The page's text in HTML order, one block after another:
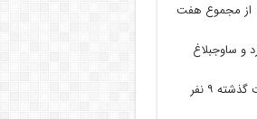
از مجموع هفت
و ساوجبلاغ
فردی بیان داشت: تاکنون ۶ هزار و ۵۶۱ نفر در اثر بیماری کووید۱۹ در البرز جان باخته اند و در ۲۴ ساعت گذشته ۹ نفر